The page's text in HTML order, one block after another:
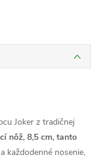
Joker z tradičnej
nôž, 8,5 cm, tanto
každodenné nosenie,